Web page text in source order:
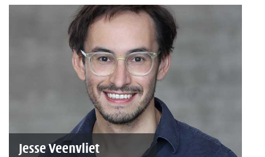
Jesse Veenvliet